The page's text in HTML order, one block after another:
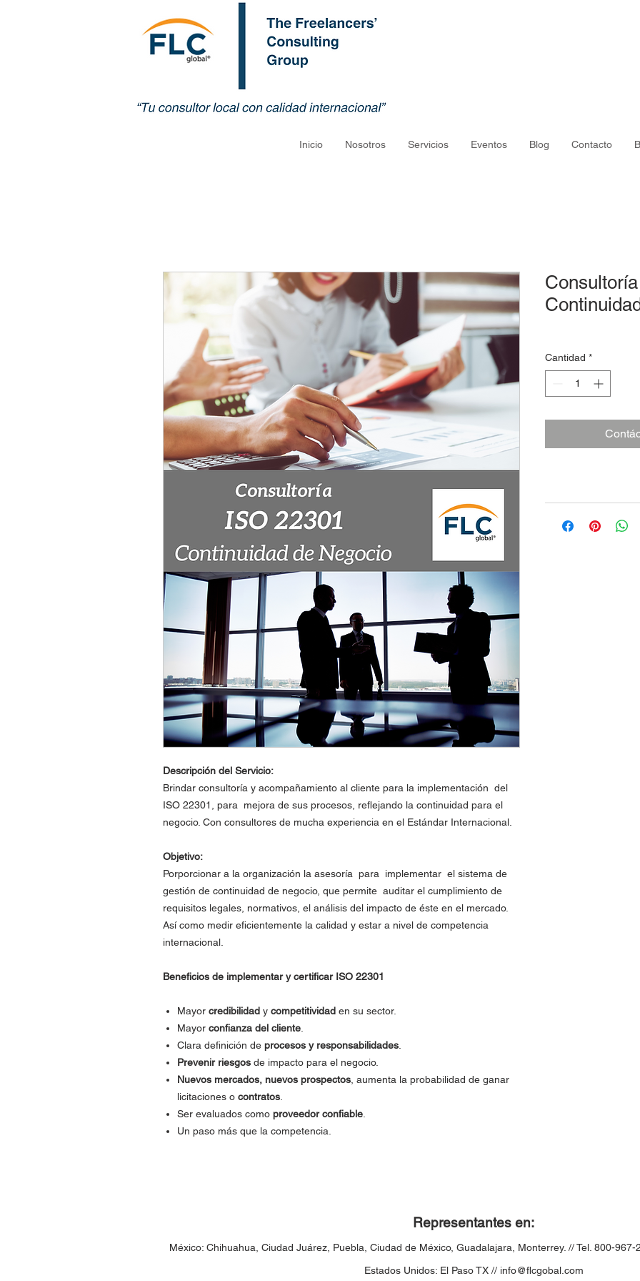
Inicio Nosotros Servicios Eventos Blog Contacto
Descripción del Servicio:
Brindar consultoría y acompañamiento al cliente para la implementación del
ISO 22301, para mejora de sus procesos, reflejando la continuidad para el
negocio. Con consultores de mucha experiencia en el Estándar Internacional.
Objetivo:
Porporcionar a la organización la asesoría para implementar el sistema de
gestión de continuidad de negocio, que permite auditar el cumplimiento de
requisitos legales, normativos, el análisis del impacto de éste en el mercado.
Así como medir eficientemente la calidad y estar a nivel de competencia
internacional.
Beneficios de implementar y certificar ISO 22301
Mayor credibilidad y competitividad en su sector.
Mayor confianza del cliente
Clara definición de procesos y responsabilidades
Prevenir riesgos de impacto para el negocio.
Nuevos mercados, nuevos prospectos , aumenta la probabilidad de ganar
licitaciones o contratos
Ser evaluados como proveedor confiable
Un paso más que la competencia.
Cantidad *
Representantes en:
México: Chihuahua, Ciudad Juárez, Puebla, Ciudad de México, Guadalajara, Monterrey. // Tel. 800-967-
Estados Unidos: El Paso TX // info@flcgobal.com